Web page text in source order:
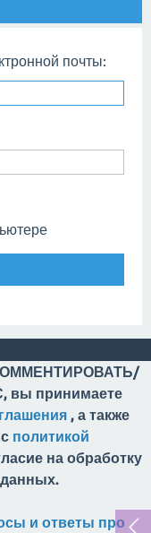
почты:
принимаете
, а также
политикой
на обработку
и ответы про